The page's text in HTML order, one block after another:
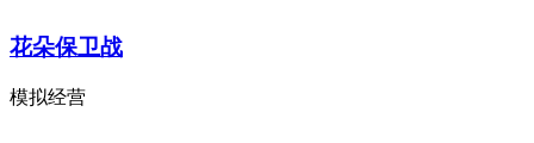
花朵保卫战
模拟经营